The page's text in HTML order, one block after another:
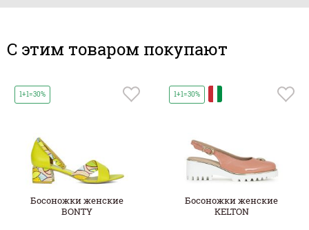
C этим товаром покупают
1+1=30%
Босоножки женские
BONTY
1+1=30%
Босоножки женские
KELTON